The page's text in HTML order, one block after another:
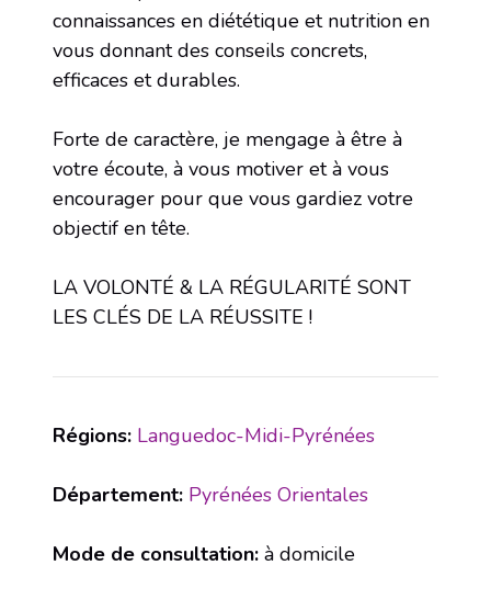
connaissances en diététique et nutrition en
vous donnant des conseils concrets,
efficaces et durables.
Forte de caractère, je mengage à être à
votre écoute, à vous motiver et à vous
encourager pour que vous gardiez votre
objectif en tête.
LA VOLONTÉ & LA RÉGULARITÉ SONT
LES CLÉS DE LA RÉUSSITE !
Régions: Languedoc-Midi-Pyrénées
Département: Pyrénées Orientales
Mode de consultation: à domicile